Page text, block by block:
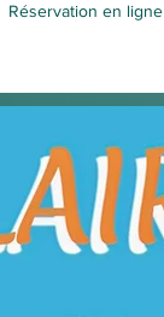
Réservation en ligne